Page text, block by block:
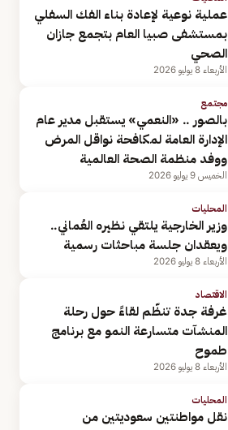
عملية نوعية لإعادة بناء الفك السفلي
بمستشفى صبيا العام بتجمع جازان
الصحي
الأربعاء 8 يوليو 2026
مجتمع
بالصور .. «النعمي» يستقبل مدير عام
الإدارة العامة لمكافحة نواقل المرض
ووفد منظمة الصحة العالمية
الخميس 9 يوليو 2026
المحليات
وزير الخارجية يلتقي نظيره العُماني..
ويعقدان جلسة مباحثات رسمية
الأربعاء 8 يوليو 2026
الاقتصاد
غرفة جدة تنظّم لقاءً حول رحلة
المنشآت متسارعة النمو مع برنامج
طموح
الأربعاء 8 يوليو 2026
المحليات
‏نقل مواطنتين سعوديتين من